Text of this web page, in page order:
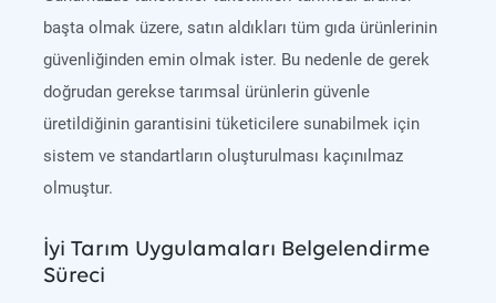
başta olmak üzere, satın aldıkları tüm gıda ürünlerinin
güvenliğinden emin olmak ister. Bu nedenle de gerek
doğrudan gerekse tarımsal ürünlerin güvenle
üretildiğinin garantisini tüketicilere sunabilmek için
sistem ve standartların oluşturulması kaçınılmaz
olmuştur.
İyi Tarım Uygulamaları Belgelendirme
Süreci